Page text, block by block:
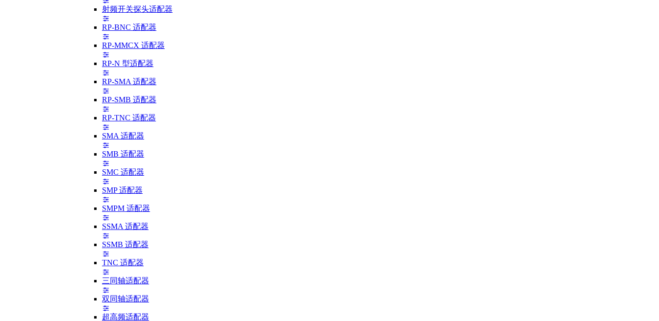
射频开关探头适配器
RP-BNC 适配器
RP-MMCX 适配器
RP-N 型适配器
RP-SMA 适配器
RP-SMB 适配器
RP-TNC 适配器
SMA 适配器
SMB 适配器
SMC 适配器
SMP 适配器
SMPM 适配器
SSMA 适配器
SSMB 适配器
TNC 适配器
三同轴适配器
双同轴适配器
超高频适配器